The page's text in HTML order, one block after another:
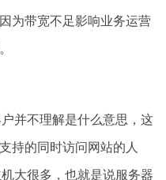
为带宽不足影响业务运营
并不理解是什么意思，这
持的同时访问网站的人
大很多，也就是说服务器